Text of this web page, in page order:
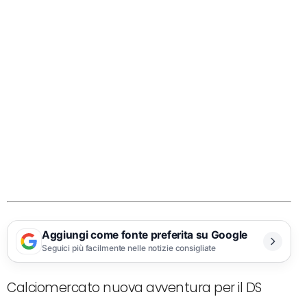
Aggiungi come fonte preferita su Google
Seguici più facilmente nelle notizie consigliate
Calciomercato nuova avventura per il DS